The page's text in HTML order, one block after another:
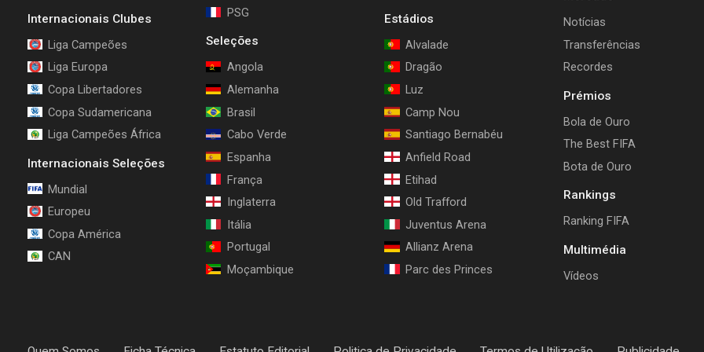
Internacionais Clubes
Liga Campeões
Liga Europa
Copa Libertadores
Copa Sudamericana
Liga Campeões África
Internacionais Seleções
Mundial
Europeu
Copa América
CAN
PSG
Seleções
Angola
Alemanha
Brasil
Cabo Verde
Espanha
França
Inglaterra
Itália
Portugal
Moçambique
Estádios
Alvalade
Dragão
Luz
Camp Nou
Santiago Bernabéu
Anfield Road
Etihad
Old Trafford
Juventus Arena
Allianz Arena
Parc des Princes
Notícias
Transferências
Recordes
Prémios
Bola de Ouro
The Best FIFA
Bota de Ouro
Rankings
Ranking FIFA
Multimédia
Vídeos